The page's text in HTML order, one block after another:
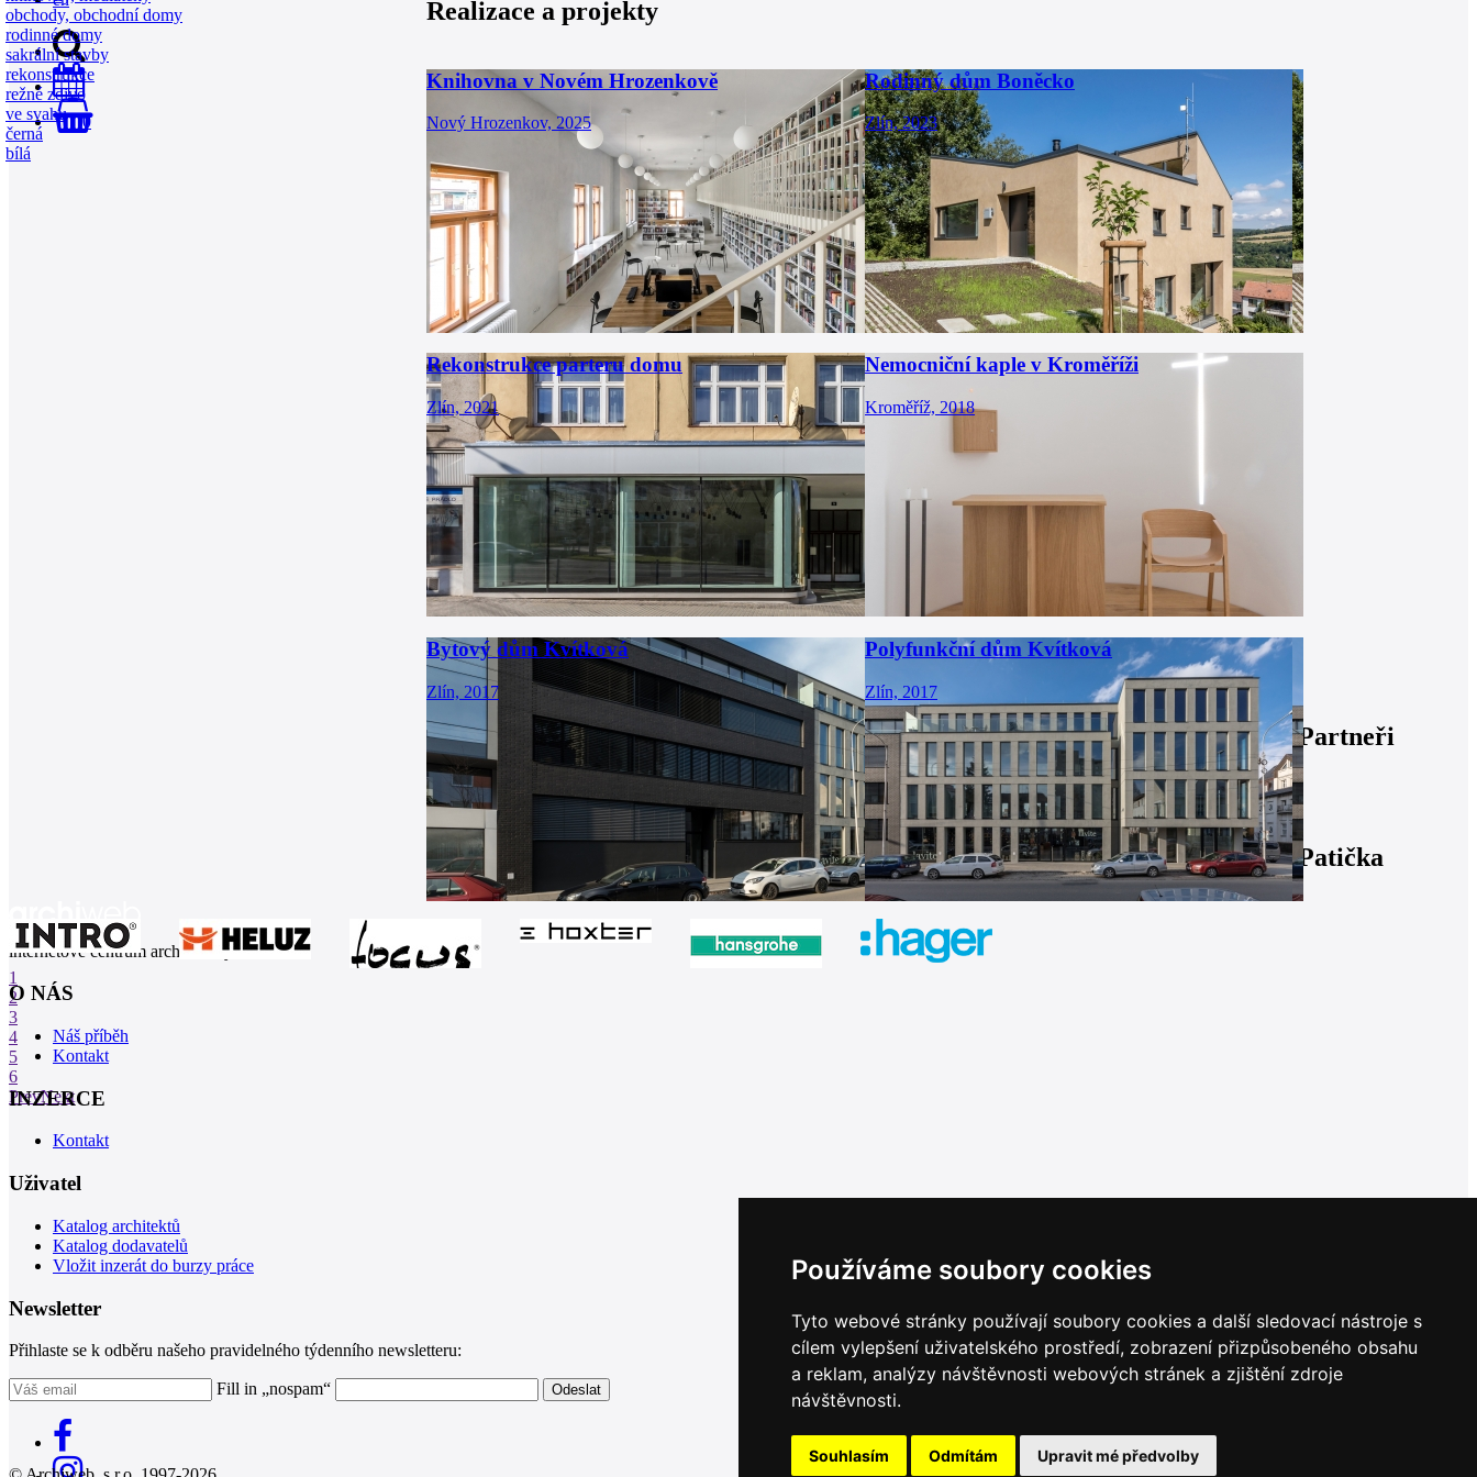
Používáme soubory cookies
Tyto webové stránky používají soubory cookies a další sledovací nástroje s
cílem vylepšení uživatelského prostředí, zobrazení přizpůsobeného obsahu
a reklam, analýzy návštěvnosti webových stránek a zjištění zdroje
návštěvnosti.
Souhlasím Odmítám Upravit mé předvolby
0
obchody, obchodní domy
rodinné domy
sakrální stavby
rekonstrukce
režné zdivo
ve svahu
černá
bílá
Realizace a projekty
Knihovna v Novém Hrozenkově
Nový Hrozenkov, 2025
Rodinný dům Boněcko
Zlín, 2023
Rekonstrukce parteru domu
Zlín, 2021
Nemocniční kaple v Kroměříži
Kroměříž, 2018
Bytový dům Kvítková
Zlín, 2017
Polyfunkční dům Kvítková
Zlín, 2017
Partneři
1
2
3
4
5
6
PrevNext
Patička
internetové centrum architektury
O NÁS
Náš příběh
Kontakt
INZERCE
Kontakt
Uživatel
Katalog architektů
Katalog dodavatelů
Vložit inzerát do burzy práce
Newsletter
Přihlaste se k odběru našeho pravidelného týdenního newsletteru:
Fill in „nospam“